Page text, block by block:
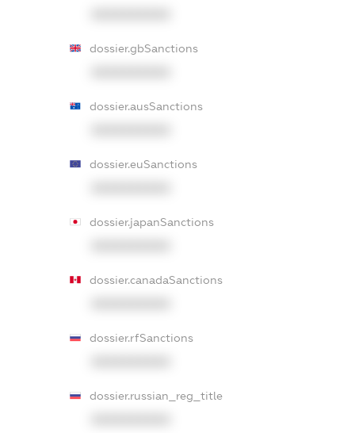
dossier.gbSanctions
dossier.ausSanctions
dossier.euSanctions
dossier.japanSanctions
dossier.canadaSanctions
dossier.rfSanctions
dossier.russian_reg_title